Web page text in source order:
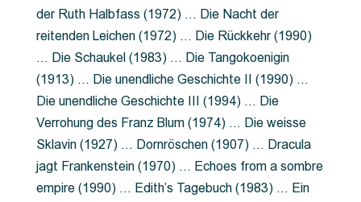
der Ruth Halbfass (1972) … Die Nacht der
reitenden Leichen (1972) … Die Rückkehr (1990)
… Die Schaukel (1983) … Die Tangokoenigin
(1913) … Die unendliche Geschichte II (1990) …
Die unendliche Geschichte III (1994) … Die
Verrohung des Franz Blum (1974) … Die weisse
Sklavin (1927) … Dornröschen (1907) … Dracula
jagt Frankenstein (1970) … Echoes from a sombre
empire (1990) … Edith’s Tagebuch (1983) … Ein